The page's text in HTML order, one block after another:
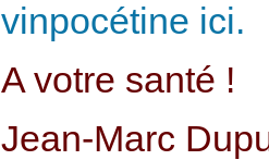
vinpocétine ici.
A votre santé !
Jean-Marc